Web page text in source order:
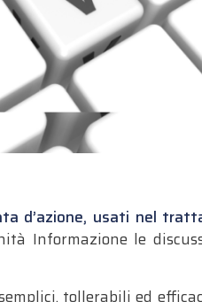
d’azione, usati nel
Informazione le
tollerabili ed